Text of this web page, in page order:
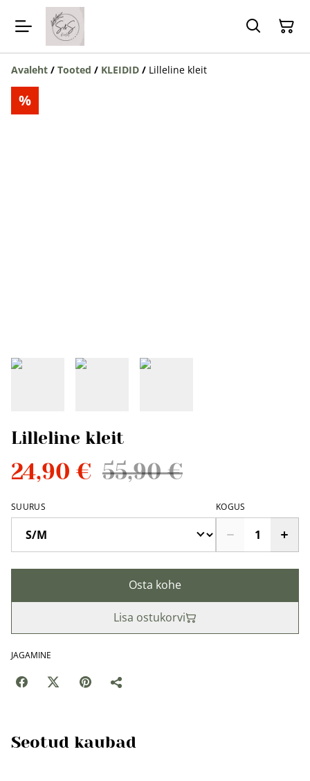
Avaleht / Tooted / KLEIDID / Lilleline kleit
%
Lilleline kleit
24,90 € 55,90 €
SUURUS KOGUS
Osta kohe
Lisa ostukorvi
JAGAMINE
Seotud kaubad